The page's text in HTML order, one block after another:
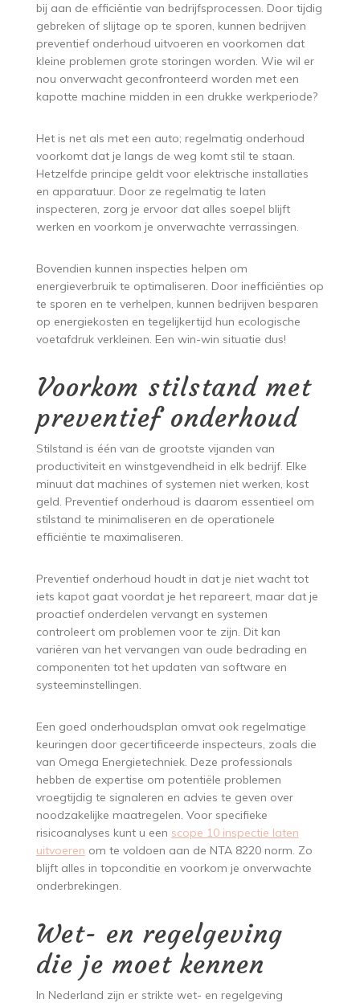
bij aan de efficiëntie van bedrijfsprocessen. Door tijdig
gebreken of slijtage op te sporen, kunnen bedrijven
preventief onderhoud uitvoeren en voorkomen dat
kleine problemen grote storingen worden. Wie wil er
nou onverwacht geconfronteerd worden met een
kapotte machine midden in een drukke werkperiode?
Het is net als met een auto; regelmatig onderhoud
voorkomt dat je langs de weg komt stil te staan.
Hetzelfde principe geldt voor elektrische installaties
en apparatuur. Door ze regelmatig te laten
inspecteren, zorg je ervoor dat alles soepel blijft
werken en voorkom je onverwachte verrassingen.
Bovendien kunnen inspecties helpen om
energieverbruik te optimaliseren. Door inefficiënties op
te sporen en te verhelpen, kunnen bedrijven besparen
op energiekosten en tegelijkertijd hun ecologische
voetafdruk verkleinen. Een win-win situatie dus!
Voorkom stilstand met
preventief onderhoud
Stilstand is één van de grootste vijanden van
productiviteit en winstgevendheid in elk bedrijf. Elke
minuut dat machines of systemen niet werken, kost
geld. Preventief onderhoud is daarom essentieel om
stilstand te minimaliseren en de operationele
efficiëntie te maximaliseren.
Preventief onderhoud houdt in dat je niet wacht tot
iets kapot gaat voordat je het repareert, maar dat je
proactief onderdelen vervangt en systemen
controleert om problemen voor te zijn. Dit kan
variëren van het vervangen van oude bedrading en
componenten tot het updaten van software en
systeeminstellingen.
Een goed onderhoudsplan omvat ook regelmatige
keuringen door gecertificeerde inspecteurs, zoals die
van Omega Energietechniek. Deze professionals
hebben de expertise om potentiële problemen
vroegtijdig te signaleren en advies te geven over
noodzakelijke maatregelen. Voor specifieke
risicoanalyses kunt u een scope 10 inspectie laten
uitvoeren om te voldoen aan de NTA 8220 norm. Zo
blijft alles in topconditie en voorkom je onverwachte
onderbrekingen.
Wet- en regelgeving
die je moet kennen
In Nederland zijn er strikte wet- en regelgeving